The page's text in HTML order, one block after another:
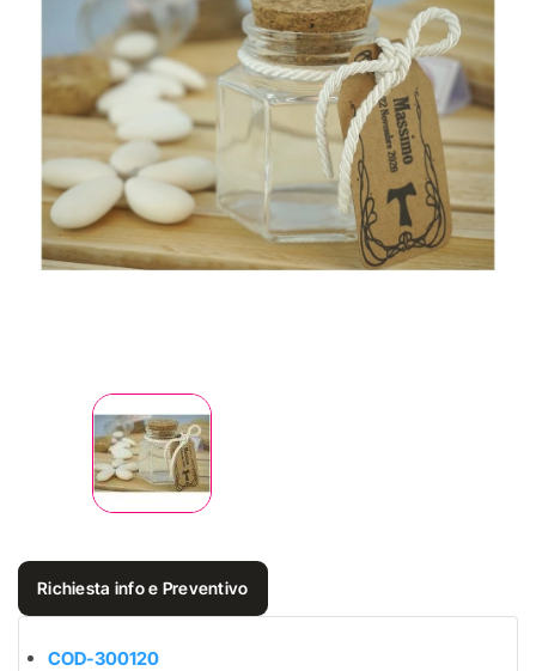
Richiesta info e Preventivo
COD-300120